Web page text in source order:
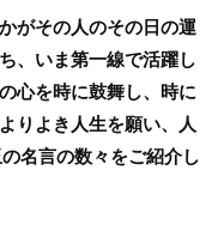
がその人のその日の運
、いま第一線で活躍し
心を時に鼓舞し、時に
りよき人生を願い、人
名言の数々をご紹介し